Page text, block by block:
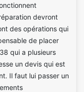
devront
des opérations qui
de placer
qui a plusieurs
un devis qui est
Il faut lui passer un